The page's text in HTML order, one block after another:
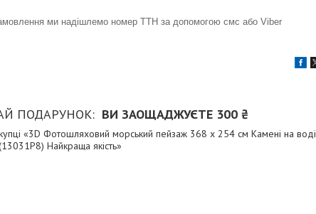
ми надішлемо номер ТТН за допомогою смс або Viber
ПОДАРУНОК ВИ ЗАОЩАДЖУЄТЕ 300 ₴
«3D Фотошляховий морський пейзаж 368 x 254 см Камені на воді
Найкраща якість»